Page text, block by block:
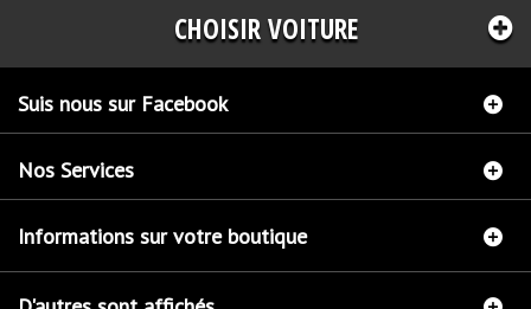
CHOISIR VOITURE
Suis nous sur Facebook
Nos Services
Informations sur votre boutique